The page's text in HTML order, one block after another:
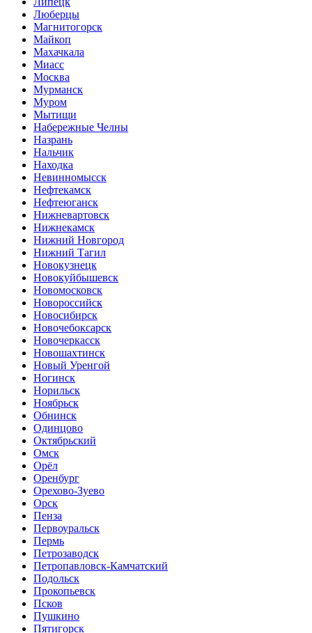
Люберцы
Магнитогорск
Майкоп
Махачкала
Миасс
Москва
Мурманск
Муром
Мытищи
Набережные Челны
Назрань
Нальчик
Находка
Невинномысск
Нефтекамск
Нефтеюганск
Нижневартовск
Нижнекамск
Нижний Новгород
Нижний Тагил
Новокузнецк
Новокуйбышевск
Новомосковск
Новороссийск
Новосибирск
Новочебоксарск
Новочеркасск
Новошахтинск
Новый Уренгой
Ногинск
Норильск
Ноябрьск
Обнинск
Одинцово
Октябрьский
Омск
Орёл
Оренбург
Орехово-Зуево
Орск
Пенза
Первоуральск
Пермь
Петрозаводск
Петропавловск-Камчатский
Подольск
Прокопьевск
Псков
Пушкино
Пятигорск